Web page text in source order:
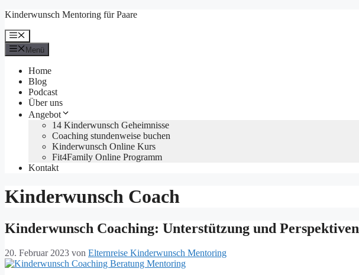
Zum
springen
Kinderwunsch Mentoring für Paare
Menü
Menü
Home
Blog
Podcast
Über uns
Angebot
14 Kinderwunsch Geheimnisse
Coaching stundenweise buchen
Kinderwunsch Online Kurs
Fit4Family Online Programm
Kontakt
Kinderwunsch Coach
Kinderwunsch Coaching: Unterstützung und Perspektiven
20. Februar 2023 von Elternreise Kinderwunsch Mentoring